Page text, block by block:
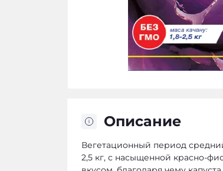
Описание
Вегетационный период
2,5 кг, с насыщенной красно-